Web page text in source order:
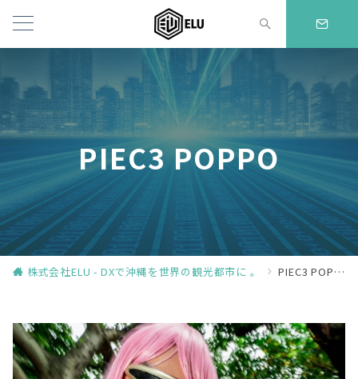
PIEC3 POPPO
株式会社ELU - DXで沖縄を世界の観光都市に 。 PIEC3 POPPO